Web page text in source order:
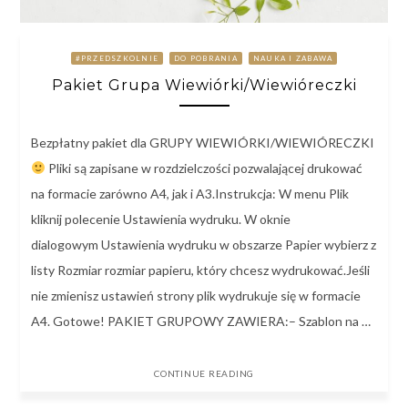
#PRZEDSZKOLNIE DO POBRANIA NAUKA I ZABAWA
Pakiet Grupa Wiewiórki/Wiewióreczki
Bezpłatny pakiet dla GRUPY WIEWIÓRKI/WIEWIÓRECZKI
Pliki są zapisane w rozdzielczości pozwalającej drukować
na formacie zarówno A4, jak i A3.Instrukcja: W menu Plik
kliknij polecenie Ustawienia wydruku. W oknie
dialogowym Ustawienia wydruku w obszarze Papier wybierz z
listy Rozmiar rozmiar papieru, który chcesz wydrukować.Jeśli
nie zmienisz ustawień strony plik wydrukuje się w formacie
A4. Gotowe! PAKIET GRUPOWY ZAWIERA:– Szablon na …
CONTINUE READING